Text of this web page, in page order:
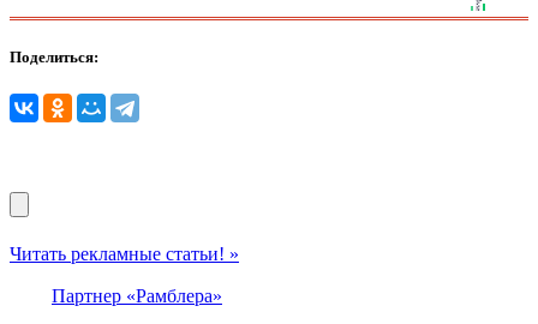
Поделиться:
Читать рекламные статьи! »
Партнер «Рамблера»